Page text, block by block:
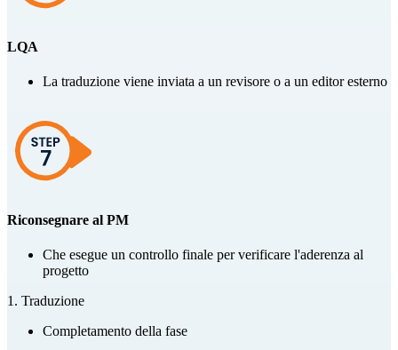
LQA
La traduzione viene inviata a un revisore o a un editor esterno
Riconsegnare al PM
Che esegue un controllo finale per verificare l'aderenza al
progetto
1 . Traduzione
Completamento della fase